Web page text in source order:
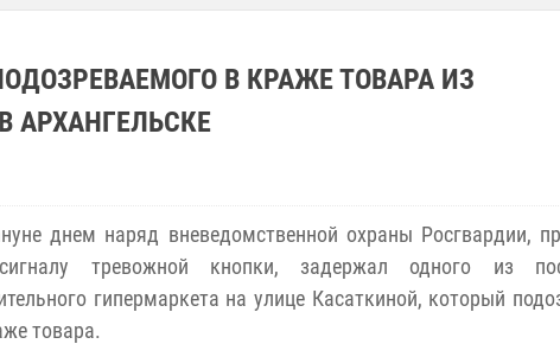
В КРАЖЕ ТОВАРА ИЗ
АРХАНГЕЛЬСКЕ
днем наряд вневедомственной охраны Росгвардии,
тревожной кнопки, задержал одного из
гипермаркета на улице Касаткиной, который
товара.